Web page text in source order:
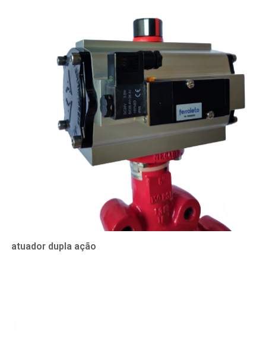
atuador dupla ação